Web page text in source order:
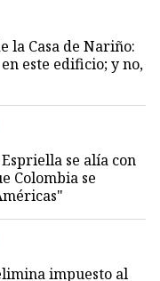
la Casa de Nariño:
este edificio; y no,
se alía con
Colombia se
impuesto al